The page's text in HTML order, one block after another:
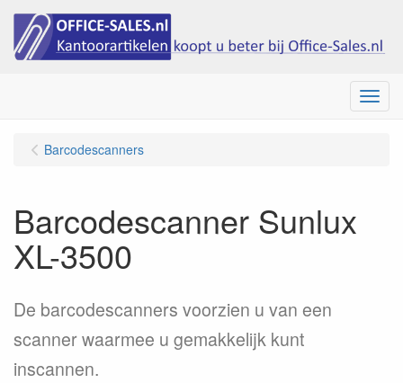
Menu
Barcodescanners
Barcodescanner Sunlux
XL-3500
De barcodescanners voorzien u van een
scanner waarmee u gemakkelijk kunt
inscannen.